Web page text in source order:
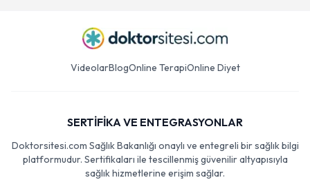
VideolarBlogOnline TerapiOnline Diyet
SERTİFİKA VE ENTEGRASYONLAR
Doktorsitesi.com Sağlık Bakanlığı onaylı ve entegreli bir sağlık bilgi
platformudur. Sertifikaları ile tescillenmiş güvenilir altyapısıyla
sağlık hizmetlerine erişim sağlar.